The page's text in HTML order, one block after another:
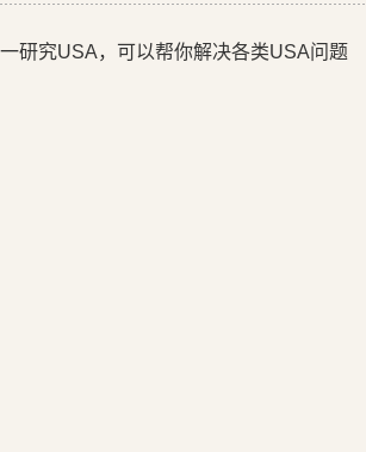
研究USA，可以帮你解决各类USA问题